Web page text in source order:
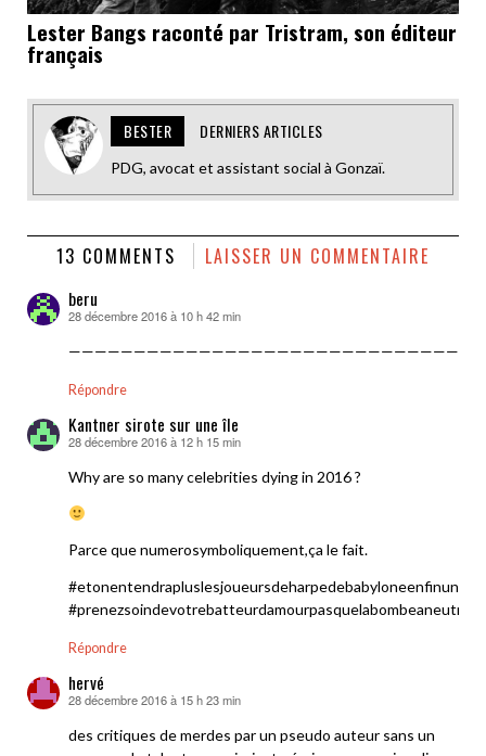
Lester Bangs raconté par Tristram, son éditeur
français
BESTER DERNIERS ARTICLES
PDG, avocat et assistant social à Gonzaï.
13 COMMENTS LAISSER UN COMMENTAIRE
beru
dit :
28 décembre 2016 à 10 h 42 min
Répondre
Kantner sirote sur une île
dit :
28 décembre 2016 à 12 h 15 min
Why are so many celebrities dying in 2016 ?
Parce que numerosymboliquement,ça le fait.
Répondre
hervé
dit :
28 décembre 2016 à 15 h 23 min
des critiques de merdes par un pseudo auteur sans un